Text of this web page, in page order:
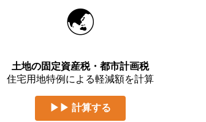
🌏
土地の固定資産税・都市計画税
住宅用地特例による軽減額を計算
▶▶ 計算する